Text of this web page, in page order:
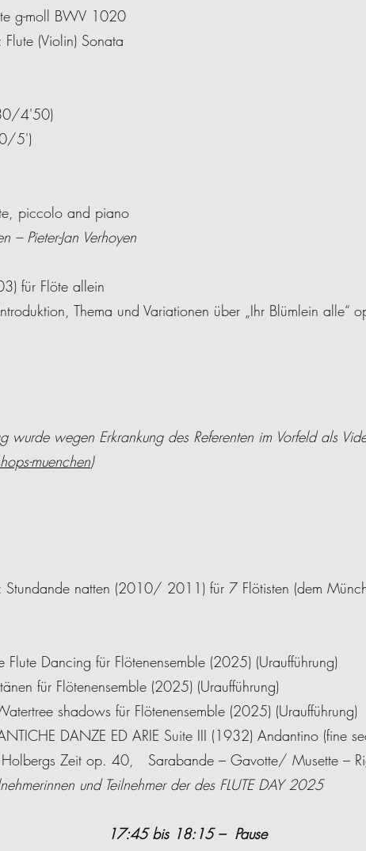
g-moll BWV 1020
(Violin) Sonata
4'50)
5')
piccolo and piano
– Pieter-Jan Verhoyen
für Flöte allein
Thema und Variationen über „Ihr Blümlein alle“
wurde wegen Erkrankung des Referenten im Vorfeld als
muenchen)
natten (2010/ 2011) für 7 Flötisten (dem
Dancing für Flötenensemble (2025) (Uraufführung)
für Flötenensemble (2025) (Uraufführung)
shadows für Flötenensemble (2025) (Uraufführung)
DANZE ED ARIE Suite III (1932) Andantino (fine
Zeit op. 40, Sarabande – Gavotte/ Musette –
und Teilnehmer der des FLUTE DAY 2025
17:45 bis 18:15 – Pause